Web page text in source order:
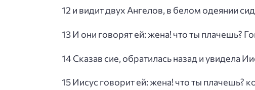
12 и видит двух Ангелов, в белом одеянии
13 И они говорят ей: жена! что ты плачешь?
14 Сказав сие, обратилась назад и увидела
15 Иисус говорит ей: жена! что ты плачешь?